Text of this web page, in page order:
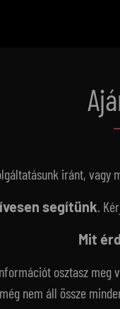
iránt,
segítünk.
Mit
osztasz meg
nem áll össze